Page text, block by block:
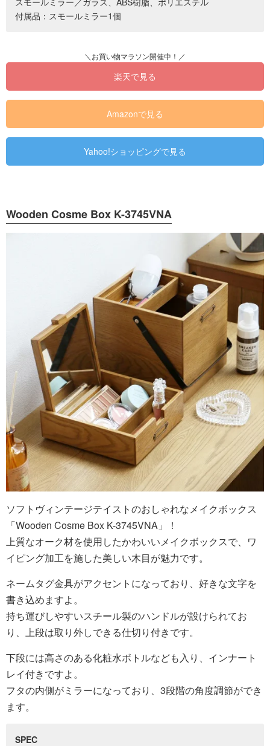
付属品：スモールミラー1個
楽天で見る
Amazonで見る
Yahoo!ショッピングで見る
Wooden Cosme Box K-3745VNA
ソフトヴィンテージテイストのおしゃれなメイクボックス
「Wooden Cosme Box K-3745VNA」！
上質なオーク材を使用したかわいいメイクボックスで、ワ
イピング加工を施した美しい木目が魅力です。
ネームタグ金具がアクセントになっており、好きな文字を
書き込めますよ。
持ち運びしやすいスチール製のハンドルが設けられてお
り、上段は取り外しできる仕切り付きです。
下段には高さのある化粧水ボトルなども入り、インナート
レイ付きですよ。
フタの内側がミラーになっており、3段階の角度調節ができ
ます。
SPEC